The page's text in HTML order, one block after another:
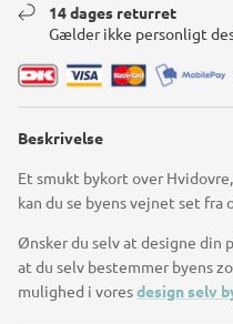
14 dages returret
Gælder ikke personligt
Beskrivelse
Et smukt bykort over
kan du se byens vejnet set
Ønsker du selv at designe din
at du selv bestemmer byens
mulighed i voresdesign selv